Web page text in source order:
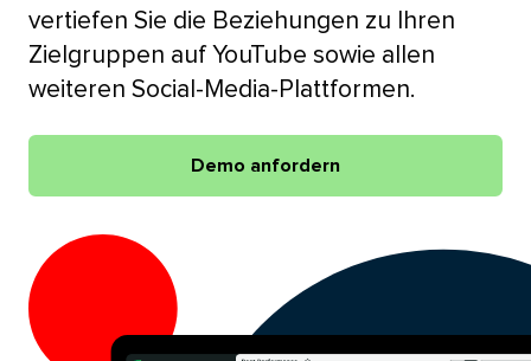
vertiefen Sie die Beziehungen zu Ihren
Zielgruppen auf YouTube sowie allen
weiteren Social-Media-Plattformen.​​
Demo anfordern​​